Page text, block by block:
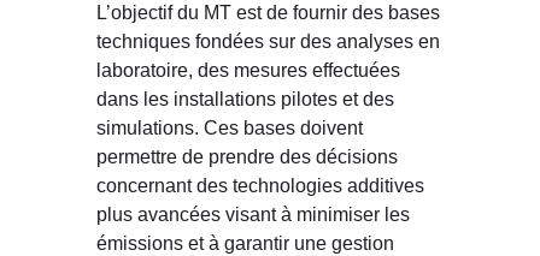
L’objectif du MT est de fournir des bases
techniques fondées sur des analyses en
laboratoire, des mesures effectuées
dans les installations pilotes et des
simulations. Ces bases doivent
permettre de prendre des décisions
concernant des technologies additives
plus avancées visant à minimiser les
émissions et à garantir une gestion